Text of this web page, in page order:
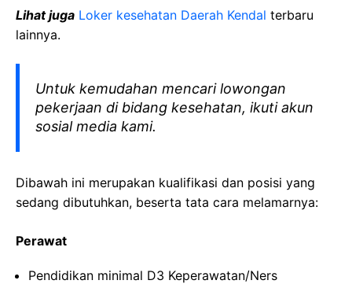
Lihat juga Loker kesehatan Daerah Kendal terbaru
lainnya.
Untuk kemudahan mencari lowongan
pekerjaan di bidang kesehatan, ikuti akun
sosial media kami.
Dibawah ini merupakan kualifikasi dan posisi yang
sedang dibutuhkan, beserta tata cara melamarnya:
Perawat
Pendidikan minimal D3 Keperawatan/Ners